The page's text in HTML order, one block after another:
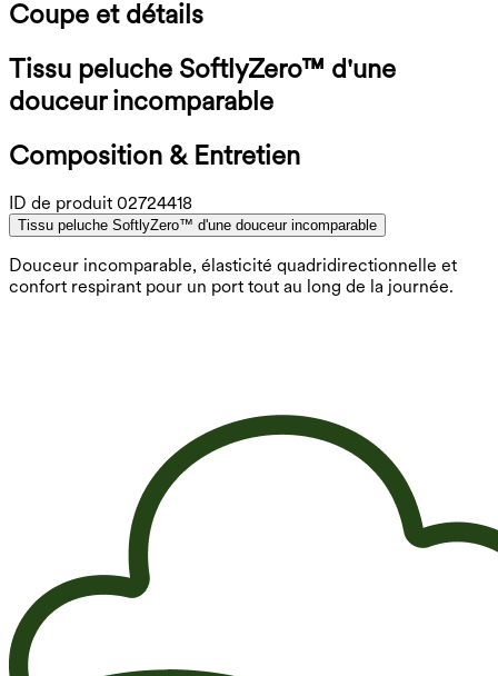
Coupe et détails
Tissu peluche SoftlyZero™ d'une
douceur incomparable
Composition & Entretien
ID de produit 02724418
Tissu peluche SoftlyZero™ d'une douceur incomparable
Douceur incomparable, élasticité quadridirectionnelle et
confort respirant pour un port tout au long de la journée.